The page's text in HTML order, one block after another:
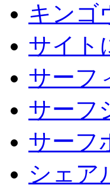
キンゴ
サイト
サーフ
サーフ
サーフ
シェア